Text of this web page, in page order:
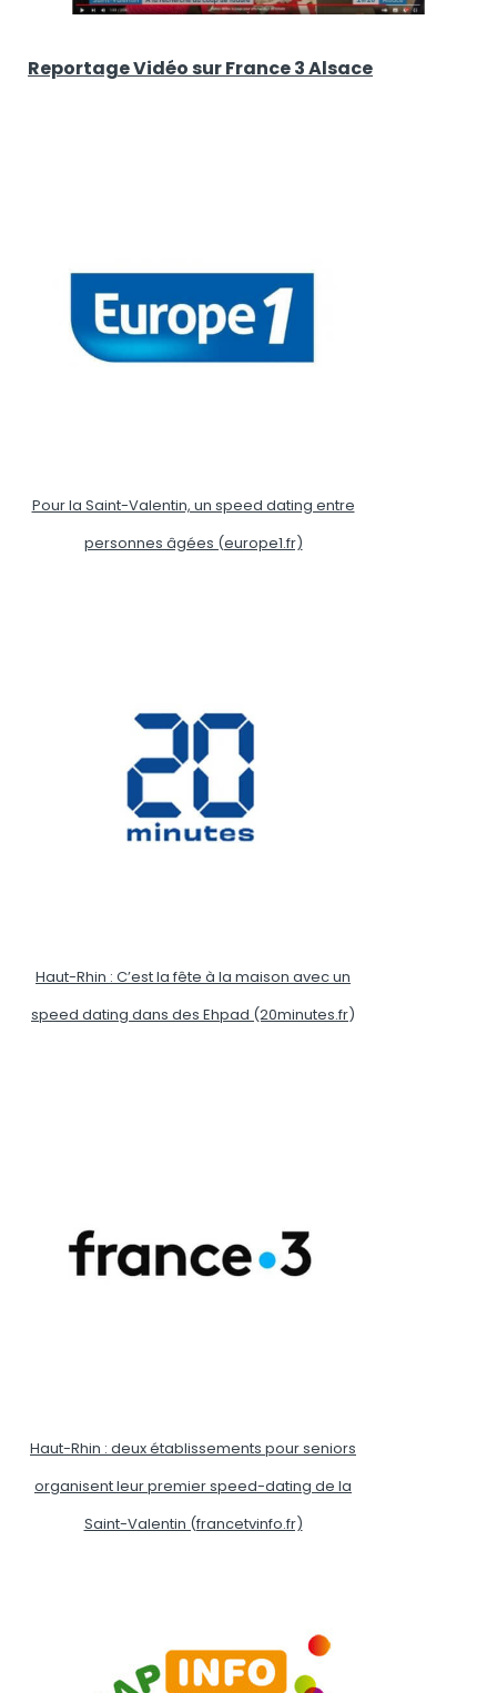
Reportage Vidéo sur France 3 Alsace
Pour la Saint-Valentin, un speed dating entre
personnes âgées (europe1.fr)
Haut-Rhin : C’est la fête à la maison avec un
speed dating dans des Ehpad (20minutes.fr)
Haut-Rhin : deux établissements pour seniors
organisent leur premier speed-dating de la
Saint-Valentin (francetvinfo.fr)